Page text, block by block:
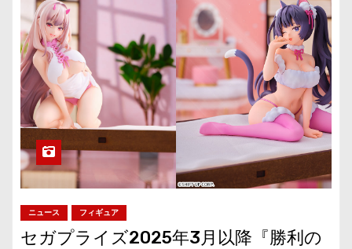
ニュース フィギュア
セガプライズ2025年3月以降『勝利の